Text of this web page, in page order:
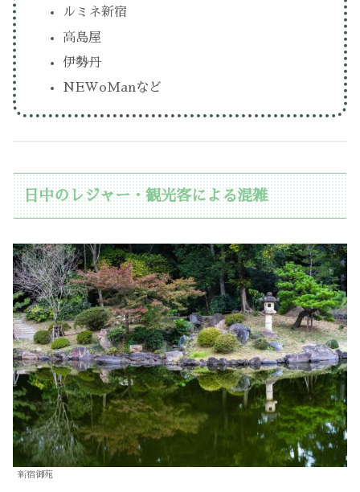
ルミネ新宿
高島屋
伊勢丹
NEWoManなど
日中のレジャー・観光客による混雑
新宿御苑